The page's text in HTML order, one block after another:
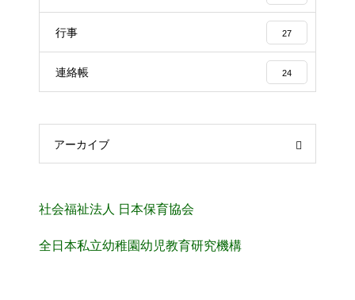
行事 27
連絡帳 24
アーカイブ
社会福祉法人 日本保育協会
全日本私立幼稚園幼児教育研究機構